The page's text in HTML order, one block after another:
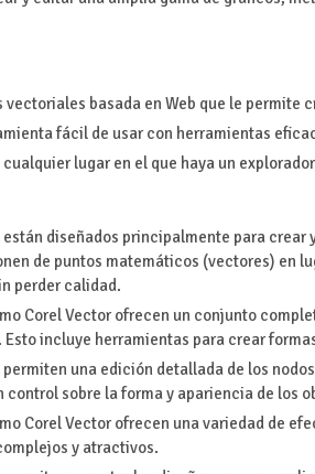
vectoriales basada en Web que le
fácil de usar con herramientas
lugar en el que haya un
están diseñados principalmente para
de puntos matemáticos (vectores) en
perder calidad.
Corel Vector ofrecen un conjunto
incluye herramientas para crear
una edición detallada de los
control sobre la forma y apariencia de los
Corel Vector ofrecen una variedad de
y atractivos.